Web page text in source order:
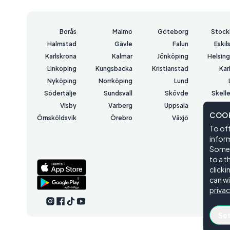
Göteborg
Malmö
Borås
Falun
Gävle
Halmstad
Jönköping
Kalmar
Karlskrona
Kristianstad
Kungsbacka
Linköping
Lund
Norrköping
Nyköping
Skövde
Sundsvall
Södertälje
Uppsala
Varberg
Visby
Växjö
Örebro
Örnsköldsvik
To
to a
can